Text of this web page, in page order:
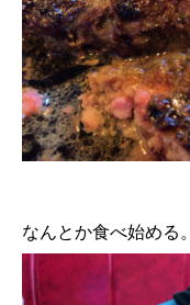
なんとか食べ始める。